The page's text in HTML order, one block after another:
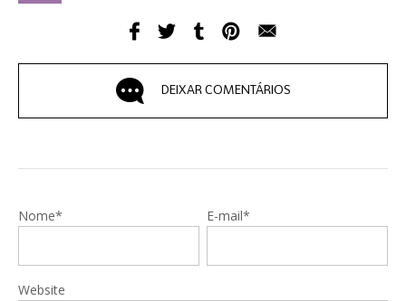
DEIXAR COMENTÁRIOS
Nome* E-mail*
Website